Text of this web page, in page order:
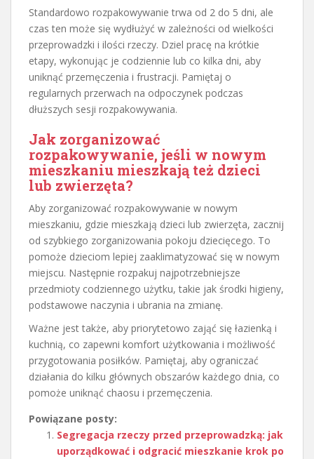
Standardowo rozpakowywanie trwa od 2 do 5 dni, ale
czas ten może się wydłużyć w zależności od wielkości
przeprowadzki i ilości rzeczy. Dziel pracę na krótkie
etapy, wykonując je codziennie lub co kilka dni, aby
uniknąć przemęczenia i frustracji. Pamiętaj o
regularnych przerwach na odpoczynek podczas
dłuższych sesji rozpakowywania.
Jak zorganizować
rozpakowywanie, jeśli w nowym
mieszkaniu mieszkają też dzieci
lub zwierzęta?
Aby zorganizować rozpakowywanie w nowym
mieszkaniu, gdzie mieszkają dzieci lub zwierzęta, zacznij
od szybkiego zorganizowania pokoju dziecięcego. To
pomoże dzieciom lepiej zaaklimatyzować się w nowym
miejscu. Następnie rozpakuj najpotrzebniejsze
przedmioty codziennego użytku, takie jak środki higieny,
podstawowe naczynia i ubrania na zmianę.
Ważne jest także, aby priorytetowo zająć się łazienką i
kuchnią, co zapewni komfort użytkowania i możliwość
przygotowania posiłków. Pamiętaj, aby ograniczać
działania do kilku głównych obszarów każdego dnia, co
pomoże uniknąć chaosu i przemęczenia.
Powiązane posty:
Segregacja rzeczy przed przeprowadzką: jak
uporządkować i odgracić mieszkanie krok po